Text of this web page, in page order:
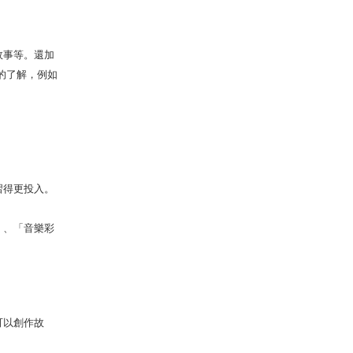
等。還加
了解，例如
更投入。
、「音樂彩
創作故